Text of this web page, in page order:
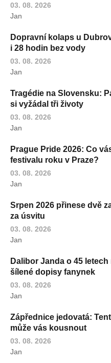
03. 08. 2026
Jan
Dopravní kolaps u
i 28 hodin bez vody
03. 08. 2026
Jan
Tragédie na Slovensku:
si vyžádal tři životy
03. 08. 2026
Jan
Prague Pride 2026: Co
festivalu roku v Praze?
03. 08. 2026
Jan
Srpen 2026 přinese dvě
za úsvitu
03. 08. 2026
Jan
Dalibor Janda o 45
šílené dopisy fanynek
03. 08. 2026
Jan
Zápřednice jedovatá:
může vás kousnout
03. 08. 2026
Jan